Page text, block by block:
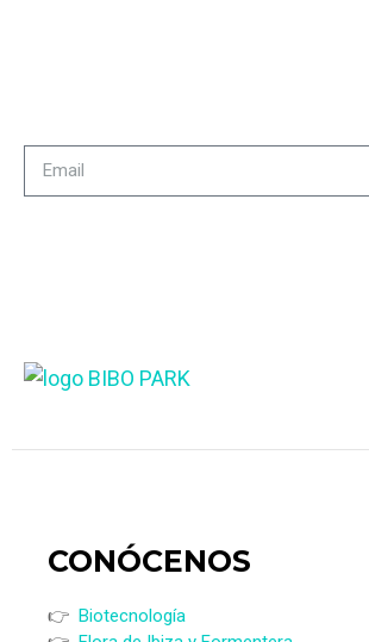
CONÓCENOS
👉 Biotecnología